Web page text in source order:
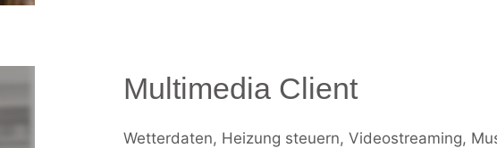
Multimedia Client
Wetterdaten, Heizung steuern, Videostreaming,